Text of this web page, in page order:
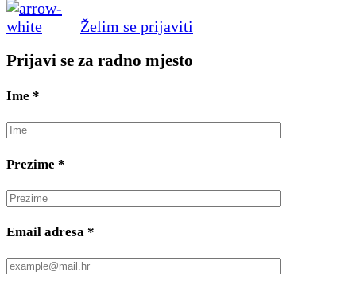
Želim se prijaviti
Prijavi se za radno mjesto
Ime *
Prezime *
Email adresa *